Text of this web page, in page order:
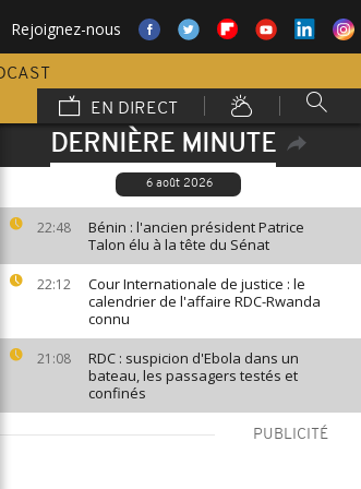
Rejoignez-nous
EN DIRECT
DERNIÈRE MINUTE
6 août 2026
22:48
Bénin : l'ancien président Patrice
Talon élu à la tête du Sénat
22:12
Cour Internationale de justice : le
calendrier de l'affaire RDC-Rwanda
connu
21:08
RDC : suspicion d'Ebola dans un
bateau, les passagers testés et
confinés
PUBLICITÉ